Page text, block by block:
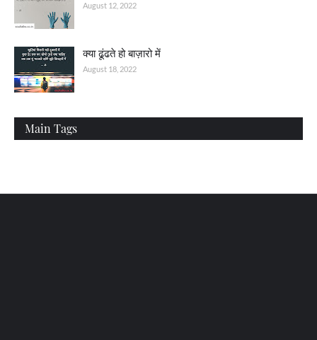
August 12, 2022
क्या ढूंढते हो बाज़ारो में
August 18, 2022
Main Tags